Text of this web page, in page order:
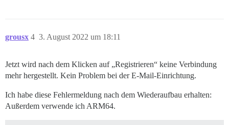
grousx 3. August 2022 um 18:11
4
Jetzt wird nach dem Klicken auf „Registrieren“ keine Verbindung
mehr hergestellt. Kein Problem bei der E-Mail-Einrichtung.
Ich habe diese Fehlermeldung nach dem Wiederaufbau erhalten:
Außerdem verwende ich ARM64.